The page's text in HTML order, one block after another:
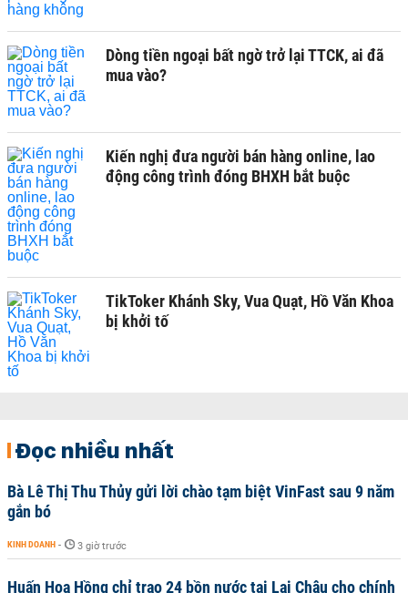
Dòng tiền ngoại bất ngờ trở lại TTCK, ai đã
mua vào?
Kiến nghị đưa người bán hàng online, lao
động công trình đóng BHXH bắt buộc
TikToker Khánh Sky, Vua Quạt, Hồ Văn Khoa
bị khởi tố
Đọc nhiều nhất
Bà Lê Thị Thu Thủy gửi lời chào tạm biệt VinFast sau 9 năm
gắn bó
KINH DOANH - 3 giờ trước
Huấn Hoa Hồng chỉ trao 24 bồn nước tại Lai Châu cho chính